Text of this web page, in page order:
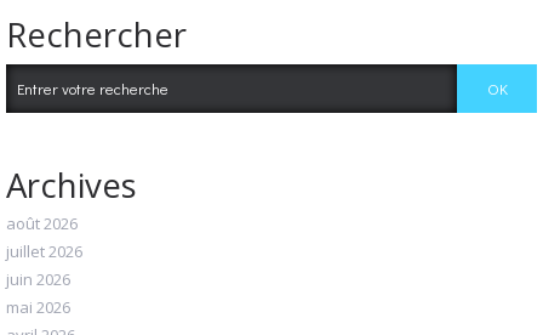
Rechercher
Archives
août 2026
juillet 2026
juin 2026
mai 2026